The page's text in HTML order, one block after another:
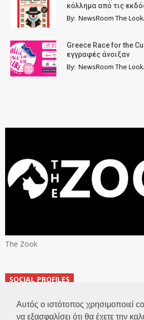
Αυτός ο ιστότοπος χρησιμοποιεί
να εξασφαλίσει ότι θα έχετε την
κόλλημα από τις
By: NewsRoom The
Greece Race for the
εγγραφές άνοιξαν
By: NewsRoom The
The Zook
SOCIAL PROFILES